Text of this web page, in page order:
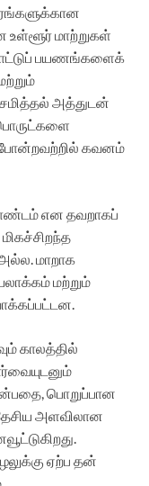
மாற்றுகள்
பயணங்களைக்
அத்துடன்
கவனம்
என தவறாகப்
மாறாக
மற்றும்
காலத்தில்
பொறுப்பான
அளவிலான
ஏற்ப தன்